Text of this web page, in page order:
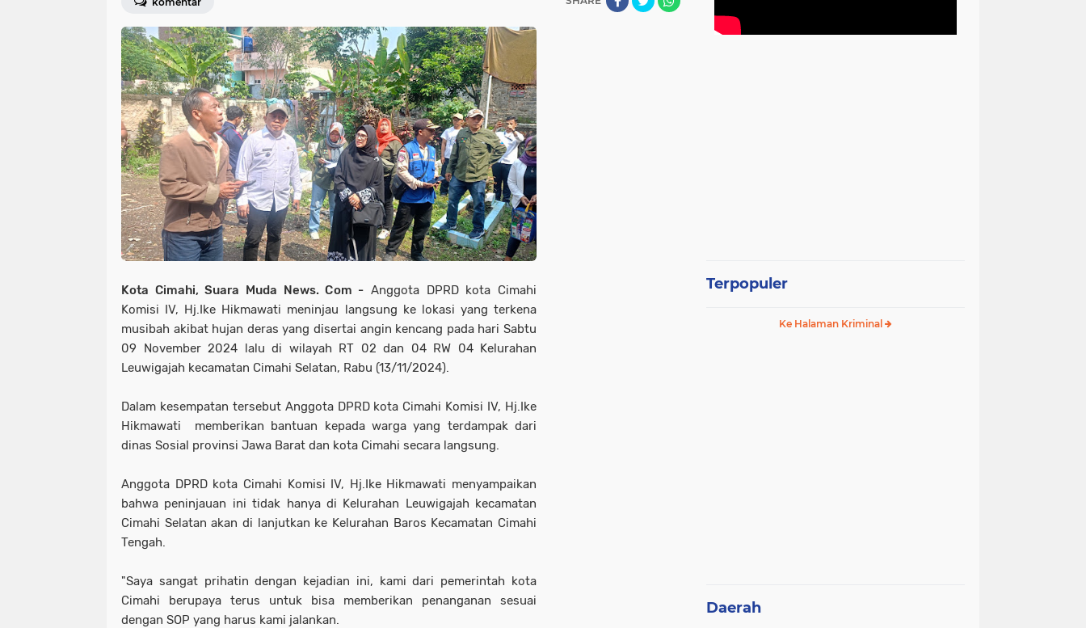
Kota Cimahi, Suara Muda News. Com - Anggota DPRD kota Cimahi
Komisi IV, Hj.Ike Hikmawati meninjau langsung ke lokasi yang terkena
musibah akibat hujan deras yang disertai angin kencang pada hari Sabtu
09 November 2024 lalu di wilayah RT 02 dan 04 RW 04 Kelurahan
Leuwigajah kecamatan Cimahi Selatan, Rabu (13/11/2024).
Dalam kesempatan tersebut Anggota DPRD kota Cimahi Komisi IV, Hj.Ike
Hikmawati memberikan bantuan kepada warga yang terdampak dari
dinas Sosial provinsi Jawa Barat dan kota Cimahi secara langsung.
Anggota DPRD kota Cimahi Komisi IV, Hj.Ike Hikmawati menyampaikan
bahwa peninjauan ini tidak hanya di Kelurahan Leuwigajah kecamatan
Cimahi Selatan akan di lanjutkan ke Kelurahan Baros Kecamatan Cimahi
Tengah.
"Saya sangat prihatin dengan kejadian ini, kami dari pemerintah kota
Cimahi berupaya terus untuk bisa memberikan penanganan sesuai
dengan SOP yang harus kami jalankan.
Terpopuler
Ke Halaman Kriminal
Daerah